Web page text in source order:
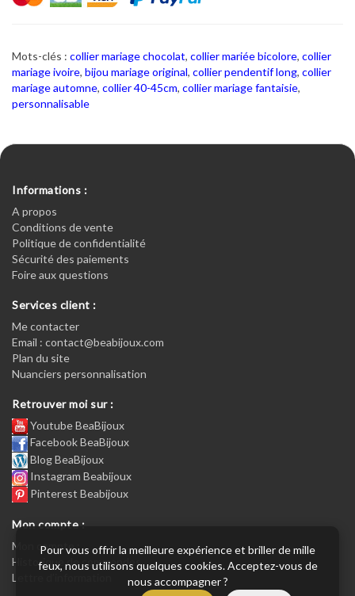
Mots-clés : collier mariage chocolat, collier mariée bicolore, collier
mariage ivoire, bijou mariage original, collier pendentif long, collier
mariage automne, collier 40-45cm, collier mariage fantaisie,
personnalisable
Informations :
A propos
Conditions de vente
Politique de confidentialité
Sécurité des paiements
Foire aux questions
Services client :
Me contacter
Email : contact@beabijoux.com
Plan du site
Nuanciers personnalisation
Retrouver moi sur :
Youtube BeaBijoux
Facebook BeaBijoux
Blog BeaBijoux
Instagram Beabijoux
Pinterest Beabijoux
Mon compte :
Mon compte :
Historique de commandes
Lettre d’information
Pour vous offrir la meilleure expérience et briller de mille
feux, nous utilisons quelques cookies. Acceptez-vous de
nous accompagner ?